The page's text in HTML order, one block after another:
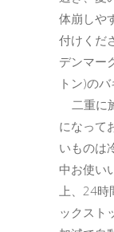
体崩しや
付けく
デンマー
トン)の
二重に
になって
いものは
中お使い
上、24
ックス